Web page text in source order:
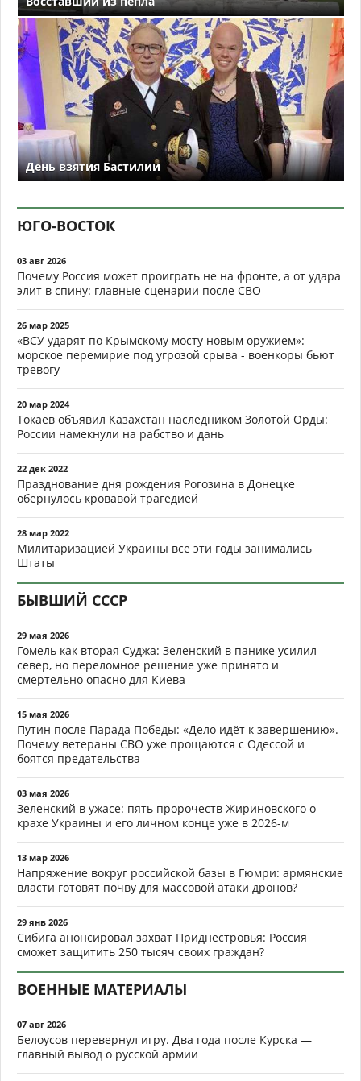
День взятия Бастилии
ЮГО-ВОСТОК
03 авг 2026
Почему Россия может проиграть не на фронте, а от удара
элит в спину: главные сценарии после СВО
26 мар 2025
«ВСУ ударят по Крымскому мосту новым оружием»:
морское перемирие под угрозой срыва - военкоры бьют
тревогу
20 мар 2024
Токаев объявил Казахстан наследником Золотой Орды:
России намекнули на рабство и дань
22 дек 2022
Празднование дня рождения Рогозина в Донецке
обернулось кровавой трагедией
28 мар 2022
Милитаризацией Украины все эти годы занимались
Штаты
БЫВШИЙ СССР
29 мая 2026
Гомель как вторая Суджа: Зеленский в панике усилил
север, но переломное решение уже принято и
смертельно опасно для Киева
15 мая 2026
Путин после Парада Победы: «Дело идёт к завершению».
Почему ветераны СВО уже прощаются с Одессой и
боятся предательства
03 мая 2026
Зеленский в ужасе: пять пророчеств Жириновского о
крахе Украины и его личном конце уже в 2026-м
13 мар 2026
Напряжение вокруг российской базы в Гюмри: армянские
власти готовят почву для массовой атаки дронов?
29 янв 2026
Сибига анонсировал захват Приднестровья: Россия
сможет защитить 250 тысяч своих граждан?
ВОЕННЫЕ МАТЕРИАЛЫ
07 авг 2026
Белоусов перевернул игру. Два года после Курска —
главный вывод о русской армии